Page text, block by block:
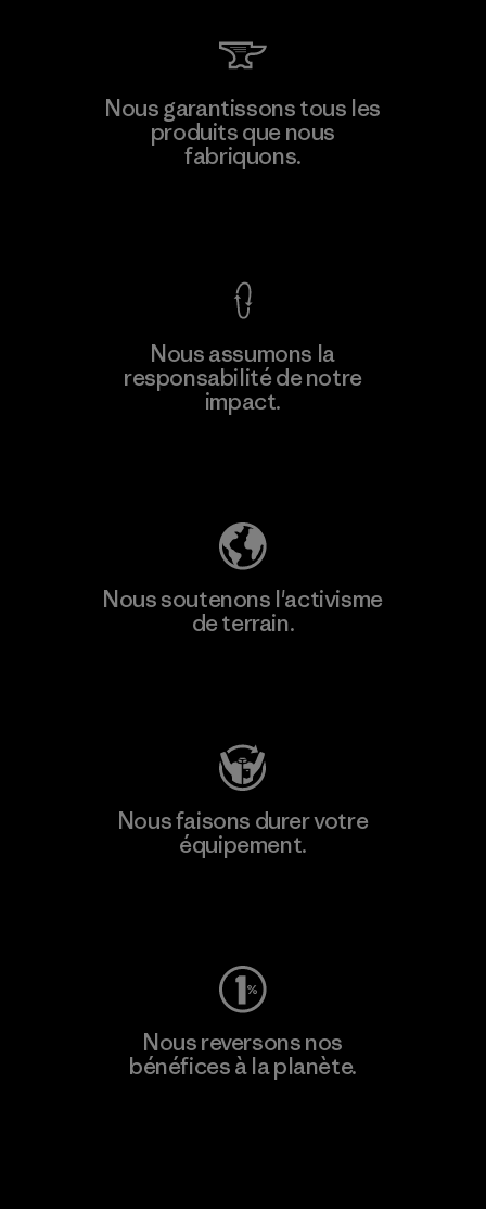
Teijin Frontier Co., Ltd.
Material-supplier
Nous garantissons tous les
produits que nous
fabriquons.
Nous assumons la
responsabilité de notre
impact.
Nous soutenons l'activisme
de terrain.
Nous faisons durer votre
équipement.
Nous reversons nos
bénéfices à la planète.